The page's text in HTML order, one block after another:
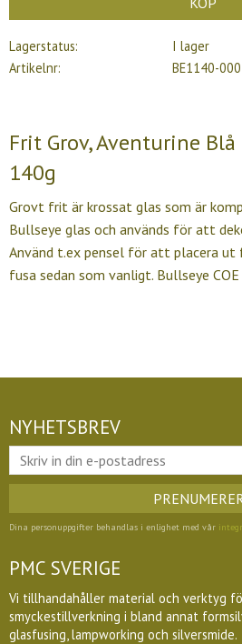
Lagerstatus
I lager
Artikelnr
BE1140-
Frit Grov, Aventurine
140g
Grovt frit är krossat glas som är
Bullseye glas och används för att
Använd t.ex pensel för att placera
fusa sedan som vanligt. Bullseye COE
NYHETSBREV
Dina personuppgifter behandlas i enlighet med vår
PMC SVERIGE
Vi tillhandahåller material och verktyg
smyckestillverkning i bland annat
glasfusing, lampworking och silversmide.